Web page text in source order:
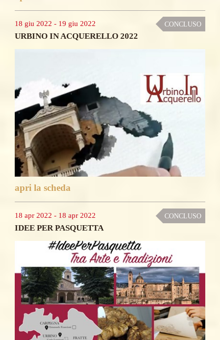
18 giu 2022 - 19 giu 2022 CONCLUSO
URBINO IN ACQUERELLO 2022
apri la scheda
18 apr 2022 - 18 apr 2022 CONCLUSO
IDEE PER PASQUETTA